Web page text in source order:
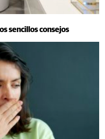
sencillos consejos